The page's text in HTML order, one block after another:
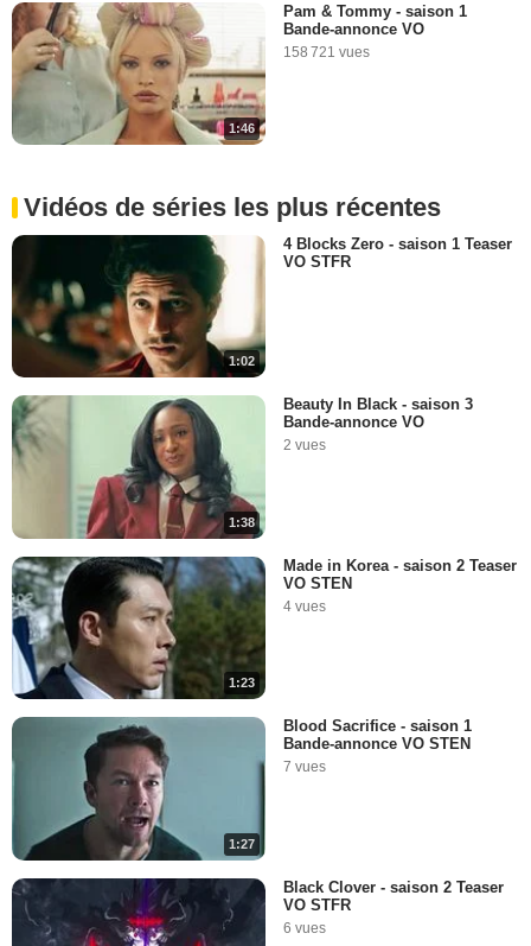
1:46
Pam & Tommy - saison 1
Bande-annonce VO
158 721 vues
Vidéos de séries les plus récentes
1:02
4 Blocks Zero - saison 1 Teaser
VO STFR
1:38
Beauty In Black - saison 3
Bande-annonce VO
2 vues
1:23
Made in Korea - saison 2 Teaser
VO STEN
4 vues
1:27
Blood Sacrifice - saison 1
Bande-annonce VO STEN
7 vues
Black Clover - saison 2 Teaser
VO STFR
6 vues